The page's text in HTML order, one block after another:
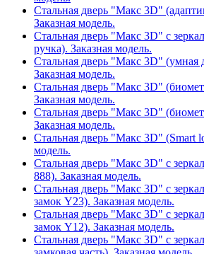
Стальная дверь "Макс 3D"
Заказная модель.
Стальная дверь "Макс 3D" с
ручка). Заказная модель.
Стальная дверь "Макс 3D" (умная
Заказная модель.
Стальная дверь "Макс 3D"
Заказная модель.
Стальная дверь "Макс 3D"
Заказная модель.
Стальная дверь "Макс 3D" (Smart
модель.
Стальная дверь "Макс 3D" с
888). Заказная модель.
Стальная дверь "Макс 3D" с
замок Y23). Заказная модель.
Стальная дверь "Макс 3D" с
замок Y12). Заказная модель.
Стальная дверь "Макс 3D" с